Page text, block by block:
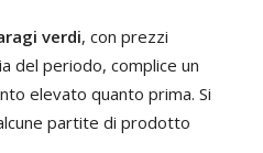
verdi, con prezzi
del periodo, complice un
elevato quanto prima. Si
partite di prodotto